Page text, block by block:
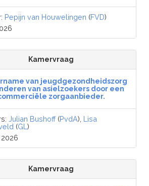
Pepijn van Houwelingen (FVD)
Kamervraag
van jeugdgezondheidszorg
van asielzoekers door een
zorgaanbieder.
Julian Bushoff(PvdA), Lisa
(GL)
Kamervraag